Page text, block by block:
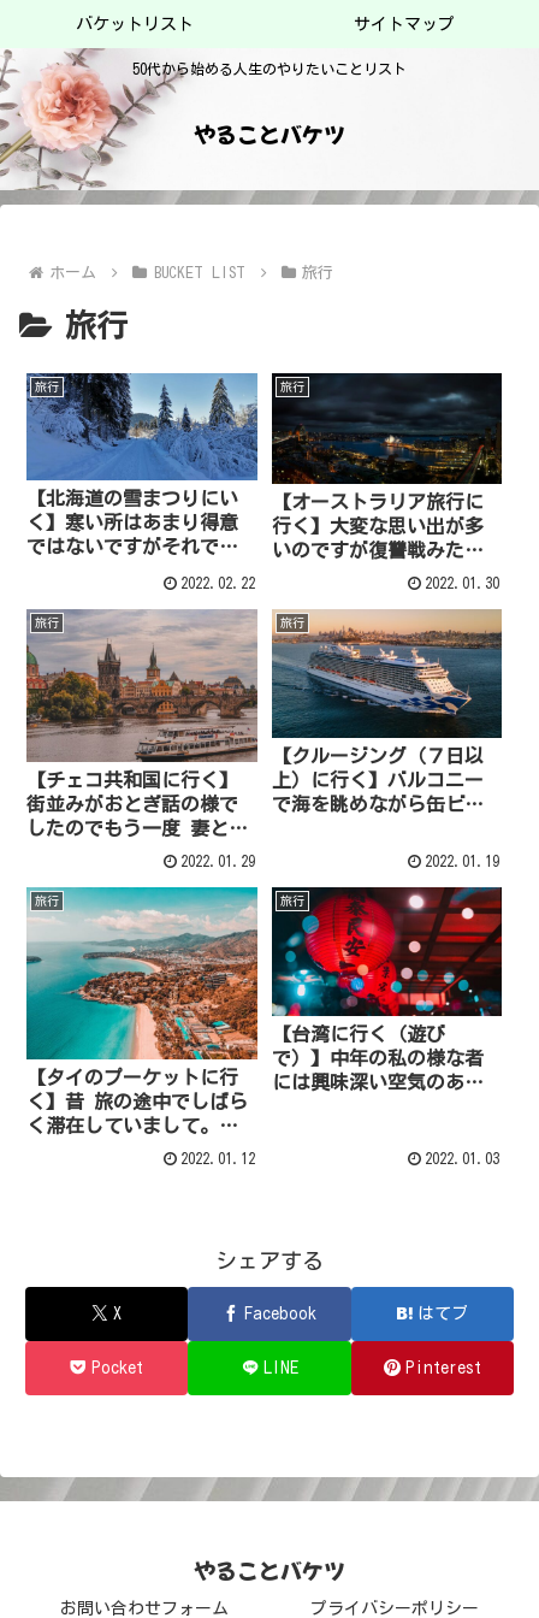
50代から始める人生のやりたいことリスト
やることバケツ
バケットリスト サイトマップ
ホーム BUCKET LIST 旅行
旅行
旅行
【北海道の雪まつりにい
く】寒い所はあまり得意
ではないですがそれでも
2022.02.22
旅行
【オーストラリア旅行に
行く】大変な思い出が多
いのですが復讐戦みたい
2022.01.30
旅行
【チェコ共和国に行く】
街並みがおとぎ話の様で
したのでもう一度 妻と訪
2022.01.29
旅行
【クルージング（７日以
上）に行く】バルコニー
で海を眺めながら缶ビー
2022.01.19
旅行
【タイのプーケットに行
く】昔 旅の途中でしばら
く滞在していまして。一
泊500円位だったかな2022.01.12
旅行
【台湾に行く（遊び
で）】中年の私の様な者
には興味深い空気のある
2022.01.03
シェアする
X Facebook はてブ
Pocket LINE Pinterest
やることバケツ
お問い合わせフォーム プライバシーポリシー